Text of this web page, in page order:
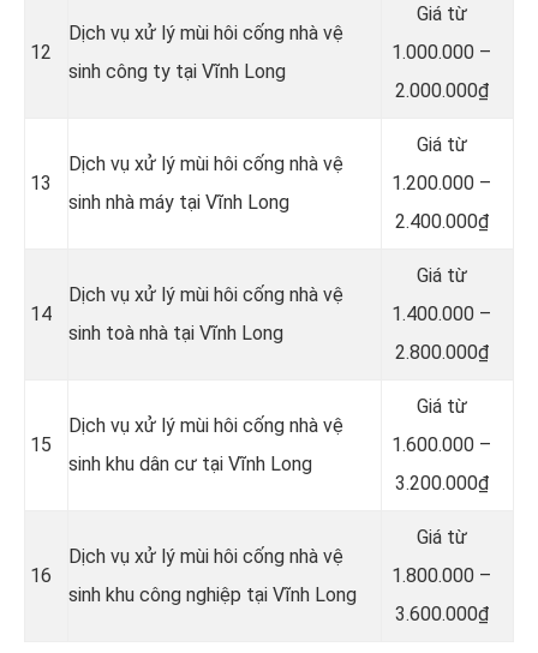
12
Dịch vụ xử lý mùi hôi cống nhà vệ
sinh công ty tại Vĩnh Long
Giá từ
1.000.000 –
2.000.000₫
13
Dịch vụ xử lý mùi hôi cống nhà vệ
sinh nhà máy tại Vĩnh Long
Giá từ
1.200.000 –
2.400.000₫
14
Dịch vụ xử lý mùi hôi cống nhà vệ
sinh toà nhà tại Vĩnh Long
Giá từ
1.400.000 –
2.800.000₫
15
Dịch vụ xử lý mùi hôi cống nhà vệ
sinh khu dân cư tại Vĩnh Long
Giá từ
1.600.000 –
3.200.000₫
16
Dịch vụ xử lý mùi hôi cống nhà vệ
sinh khu công nghiệp tại Vĩnh Long
Giá từ
1.800.000 –
3.600.000₫